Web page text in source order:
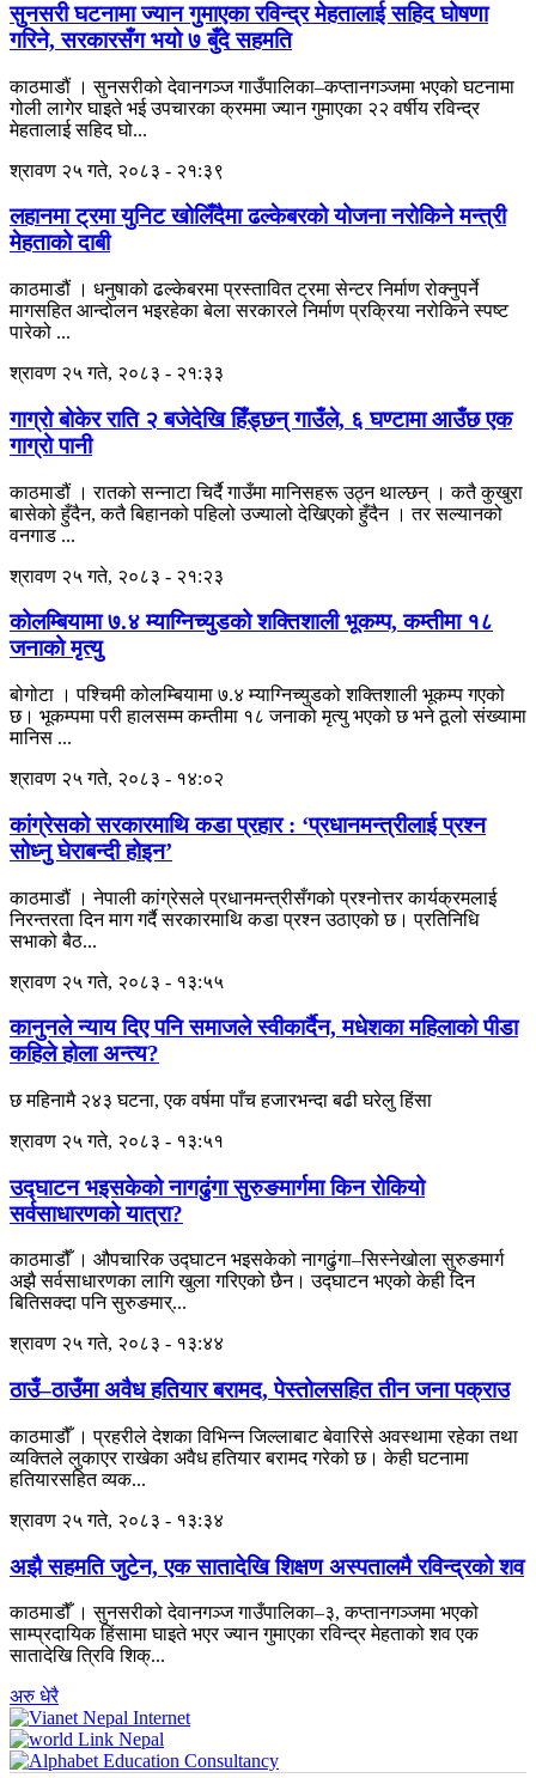
सुनसरी घटनामा ज्यान गुमाएका रविन्द्र मेहतालाई सहिद घोषणा
गरिने, सरकारसँग भयो ७ बुँदे सहमति
काठमाडौं । सुनसरीको देवानगञ्ज गाउँपालिका–कप्तानगञ्जमा भएको घटनामा
गोली लागेर घाइते भई उपचारका क्रममा ज्यान गुमाएका २२ वर्षीय रविन्द्र
मेहतालाई सहिद घो...
श्रावण २५ गते, २०८३ - २१:३९
लहानमा ट्रमा युनिट खोलिँदैमा ढल्केबरको योजना नरोकिने मन्त्री
मेहताको दाबी
काठमाडौं । धनुषाको ढल्केबरमा प्रस्तावित ट्रमा सेन्टर निर्माण रोक्नुपर्ने
मागसहित आन्दोलन भइरहेका बेला सरकारले निर्माण प्रक्रिया नरोकिने स्पष्ट
पारेको ...
श्रावण २५ गते, २०८३ - २१:३३
गाग्रो बोकेर राति २ बजेदेखि हिँड्छन् गाउँले, ६ घण्टामा आउँछ एक
गाग्रो पानी
काठमाडौं । रातको सन्नाटा चिर्दै गाउँमा मानिसहरू उठ्न थाल्छन् । कतै कुखुरा
बासेको हुँदैन, कतै बिहानको पहिलो उज्यालो देखिएको हुँदैन । तर सल्यानको
वनगाड ...
श्रावण २५ गते, २०८३ - २१:२३
कोलम्बियामा ७.४ म्याग्निच्युडको शक्तिशाली भूकम्प, कम्तीमा १८
जनाको मृत्यु
बोगोटा । पश्चिमी कोलम्बियामा ७.४ म्याग्निच्युडको शक्तिशाली भूकम्प गएको
छ। भूकम्पमा परी हालसम्म कम्तीमा १८ जनाको मृत्यु भएको छ भने ठूलो संख्यामा
मानिस ...
श्रावण २५ गते, २०८३ - १४:०२
कांग्रेसको सरकारमाथि कडा प्रहार : ‘प्रधानमन्त्रीलाई प्रश्न
सोध्नु घेराबन्दी होइन’
काठमाडौं । नेपाली कांग्रेसले प्रधानमन्त्रीसँगको प्रश्नोत्तर कार्यक्रमलाई
निरन्तरता दिन माग गर्दै सरकारमाथि कडा प्रश्न उठाएको छ। प्रतिनिधि
सभाको बैठ...
श्रावण २५ गते, २०८३ - १३:५५
कानुनले न्याय दिए पनि समाजले स्वीकार्दैन, मधेशका महिलाको पीडा
कहिले होला अन्त्य?
छ महिनामै २४३ घटना, एक वर्षमा पाँच हजारभन्दा बढी घरेलु हिंसा
श्रावण २५ गते, २०८३ - १३:५१
उद्घाटन भइसकेको नागढुंगा सुरुङमार्गमा किन रोकियो
सर्वसाधारणको यात्रा?
काठमाडौँ । औपचारिक उद्घाटन भइसकेको नागढुंगा–सिस्नेखोला सुरुङमार्ग
अझै सर्वसाधारणका लागि खुला गरिएको छैन। उद्घाटन भएको केही दिन
बितिसक्दा पनि सुरुङमार्...
श्रावण २५ गते, २०८३ - १३:४४
ठाउँ–ठाउँमा अवैध हतियार बरामद, पेस्तोलसहित तीन जना पक्राउ
काठमाडौँ । प्रहरीले देशका विभिन्न जिल्लाबाट बेवारिसे अवस्थामा रहेका तथा
व्यक्तिले लुकाएर राखेका अवैध हतियार बरामद गरेको छ। केही घटनामा
हतियारसहित व्यक...
श्रावण २५ गते, २०८३ - १३:३४
अझै सहमति जुटेन, एक सातादेखि शिक्षण अस्पतालमै रविन्द्रको शव
काठमाडौँ । सुनसरीको देवानगञ्ज गाउँपालिका–३, कप्तानगञ्जमा भएको
साम्प्रदायिक हिंसामा घाइते भएर ज्यान गुमाएका रविन्द्र मेहताको शव एक
सातादेखि त्रिवि शिक्...
अरु धेरै